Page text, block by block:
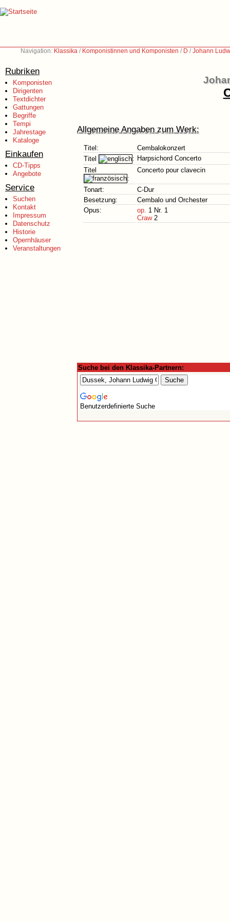
Navigation: Klassika / Komponistinnen und Komponisten / D /Johann
Rubriken
Komponisten
Dirigenten
Textdichter
Gattungen
Begriffe
Tempi
Jahrestage
Kataloge
Einkaufen
CD-Tipps
Angebote
Service
Suchen
Kontakt
Impressum
Datenschutz
Historie
Opernhäuser
Veranstaltungen
Allgemeine Angaben zum Werk:
Titel:
Cembalokonzert
Titel
: Harpsichord Concerto
Titel
:
Concerto pour clavecin
Tonart:
C-Dur
Besetzung:
Cembalo und Orchester
Opus:
op. 1 Nr. 1
Craw2
Suche bei den Klassika-Partnern:
Benutzerdefinierte Suche